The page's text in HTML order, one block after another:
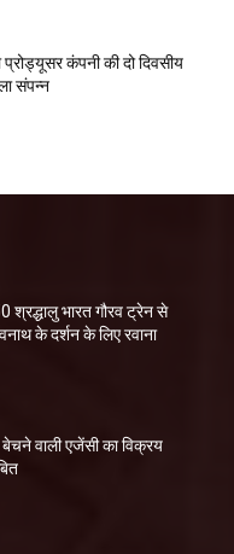
प्रोड्यूसर कंपनी की दो दिवसीय
संपन्न
श्रद्धालु भारत गौरव ट्रेन से
के दर्शन के लिए रवाना
वाली एजेंसी का विक्रय